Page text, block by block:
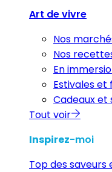
Art de vivre
Nos
Nos
En
Estivales
Cadeaux et
Tout voir
Inspirez-moi
Top des saveurs